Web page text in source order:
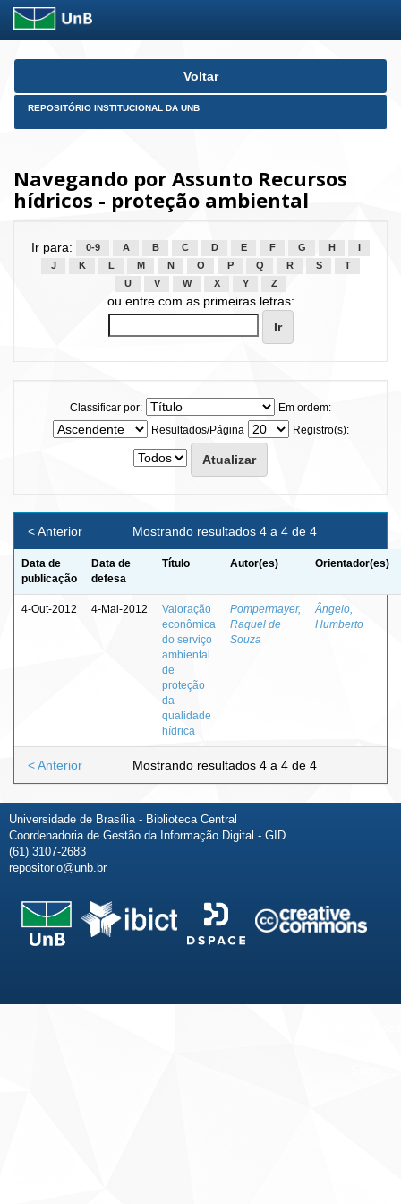
Skip
Voltar
REPOSITÓRIO INSTITUCIONAL DA UNB
Navegando por Assunto Recursos
hídricos - proteção ambiental
Ir para: 0-9 A B C D E F G H
J
K L M N O P Q R S
T
U
V W X Y Z
ou entre com as primeiras letras:
Classificar por:
Em ordem:
Resultados/Página
Registro(s):
Mostrando resultados 4 a 4 de 4
< Anterior
Data de
publicação
Data de
defesa
Título Autor(es) Orientador(es)
4-Out-2012 4-Mai-2012
Valoração
econômica
do serviço
ambiental
de
proteção
da
qualidade
hídrica
Pompermayer,
Raquel de
Souza
Ângelo,
Humberto
Mostrando resultados 4 a 4 de 4
< Anterior
Universidade de Brasília - Biblioteca Central
Coordenadoria de Gestão da Informação Digital - GID
(61) 3107-2683
repositorio@unb.br